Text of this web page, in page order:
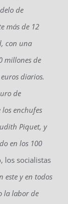
de
más de 12
con una
millones de
diarios.
de
enchufes
Piquet, y
en los 100
los socialistas
este y en todos
la labor de